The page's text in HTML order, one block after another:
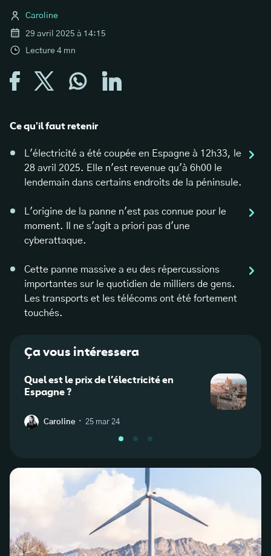
Caroline
29 avril 2025 à 14:15
Lecture 4 mn
Ce qu'il faut retenir
L'électricité a été coupée en Espagne à 12h33, le
28 avril 2025. Elle n'est revenue qu'à 6h00 le
lendemain dans certains endroits de la péninsule.
L'origine de la panne n'est pas connue pour le
moment. Il ne s'agit a priori pas d'une
cyberattaque.
Cette panne massive a eu des répercussions
importantes sur le quotidien de milliers de gens.
Les transports et les télécoms ont été fortement
touchés.
Ça vous intéressera
Quel est le prix de l’électricité en
Espagne ?
Caroline · 25 mar 24